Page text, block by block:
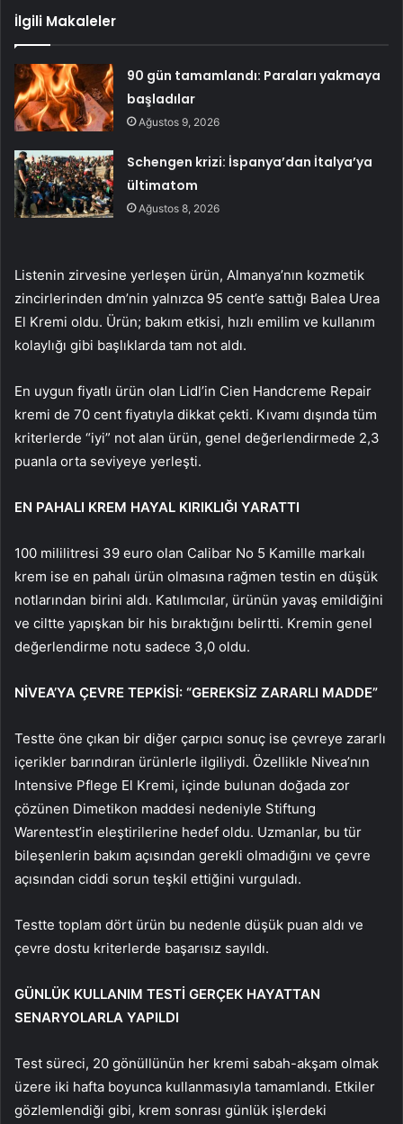
İlgili Makaleler
90 gün tamamlandı: Paraları yakmaya
başladılar
Ağustos 9, 2026
Schengen krizi: İspanya’dan İtalya’ya
ültimatom
Ağustos 8, 2026
Listenin zirvesine yerleşen ürün, Almanya’nın kozmetik
zincirlerinden dm’nin yalnızca 95 cent’e sattığı Balea Urea
El Kremi oldu. Ürün; bakım etkisi, hızlı emilim ve kullanım
kolaylığı gibi başlıklarda tam not aldı.
En uygun fiyatlı ürün olan Lidl’in Cien Handcreme Repair
kremi de 70 cent fiyatıyla dikkat çekti. Kıvamı dışında tüm
kriterlerde “iyi” not alan ürün, genel değerlendirmede 2,3
puanla orta seviyeye yerleşti.
EN PAHALI KREM HAYAL KIRIKLIĞI YARATTI
100 mililitresi 39 euro olan Calibar No 5 Kamille markalı
krem ise en pahalı ürün olmasına rağmen testin en düşük
notlarından birini aldı. Katılımcılar, ürünün yavaş emildiğini
ve ciltte yapışkan bir his bıraktığını belirtti. Kremin genel
değerlendirme notu sadece 3,0 oldu.
NİVEA’YA ÇEVRE TEPKİSİ: “GEREKSİZ ZARARLI MADDE”
Testte öne çıkan bir diğer çarpıcı sonuç ise çevreye zararlı
içerikler barındıran ürünlerle ilgiliydi. Özellikle Nivea’nın
Intensive Pflege El Kremi, içinde bulunan doğada zor
çözünen Dimetikon maddesi nedeniyle Stiftung
Warentest’in eleştirilerine hedef oldu. Uzmanlar, bu tür
bileşenlerin bakım açısından gerekli olmadığını ve çevre
açısından ciddi sorun teşkil ettiğini vurguladı.
Testte toplam dört ürün bu nedenle düşük puan aldı ve
çevre dostu kriterlerde başarısız sayıldı.
GÜNLÜK KULLANIM TESTİ GERÇEK HAYATTAN
SENARYOLARLA YAPILDI
Test süreci, 20 gönüllünün her kremi sabah-akşam olmak
üzere iki hafta boyunca kullanmasıyla tamamlandı. Etkiler
gözlemlendiği gibi, krem sonrası günlük işlerdeki